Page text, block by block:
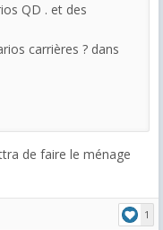
QD . et des
carrières ? dans
de faire le ménage
1